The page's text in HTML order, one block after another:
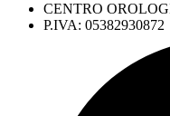
CENTRO
P.IVA: 05382930872